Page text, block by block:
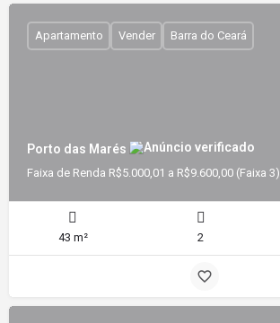
Porto das Marés
Faixa de Renda R$5.000,01 a R$9.600,00 (Faixa 3)
Apartamento Vender Barra do Ceará
43 m² 2